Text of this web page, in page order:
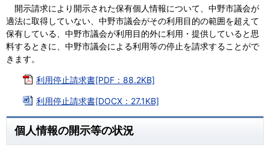
開示請求により開示された保有個人情報について、中野市議会が
適法に取得していない、中野市議会がその利用目的の範囲を超えて
保有している、中野市議会が利用目的外に利用・提供していると思
料するときに、中野市議会による利用等の停止を請求することがで
きます。
利用停止請求書[PDF：88.2KB]
利用停止請求書[DOCX：27.1KB]
個人情報の開示等の状況